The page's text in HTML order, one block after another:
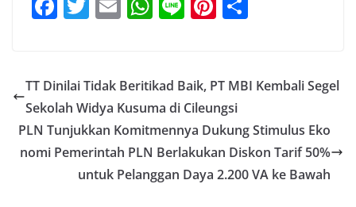
e
b
o
o
er l s
A
p
p
e
st
e
TT Dinilai Tidak Beritikad Baik, PT MBI Kembali Segel
Sekolah Widya Kusuma di Cileungsi
PLN Tunjukkan Komitmennya Dukung Stimulus Eko
nomi Pemerintah PLN Berlakukan Diskon Tarif 50%
untuk Pelanggan Daya 2.200 VA ke Bawah